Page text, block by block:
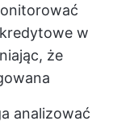
w
że
analizować